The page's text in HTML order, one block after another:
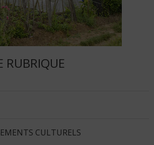
RUBRIQUE
CULTURELS